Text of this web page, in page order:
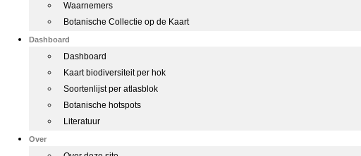
Waarnemers
Botanische Collectie op de Kaart
Dashboard
Dashboard
Kaart biodiversiteit per hok
Soortenlijst per atlasblok
Botanische hotspots
Literatuur
Over